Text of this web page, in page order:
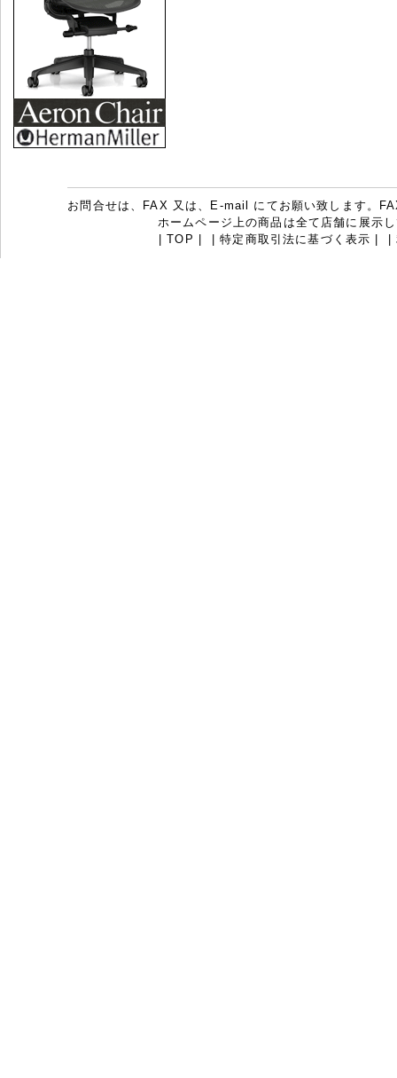
お問合せは、FAX 又は、E-mail にてお願い致します。
ホームページ上の商品は全て店舗に展示
|TOP |特定商取引法に基づく表示 |